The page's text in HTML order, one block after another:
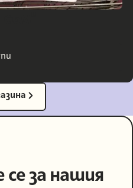
за нашия